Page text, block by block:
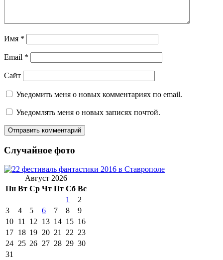
Имя *
Email *
Сайт
Уведомить меня о новых комментариях по email.
Уведомлять меня о новых записях почтой.
Случайное фото
Август 2026
Пн Вт Ср Чт Пт Сб Вс
1
2
3
4 5 6 7 8
9
10 11 12 13 14 15 16
17 18 19 20 21 22 23
24 25 26 27 28 29 30
31